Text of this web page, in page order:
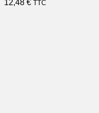
12,48 € TTC